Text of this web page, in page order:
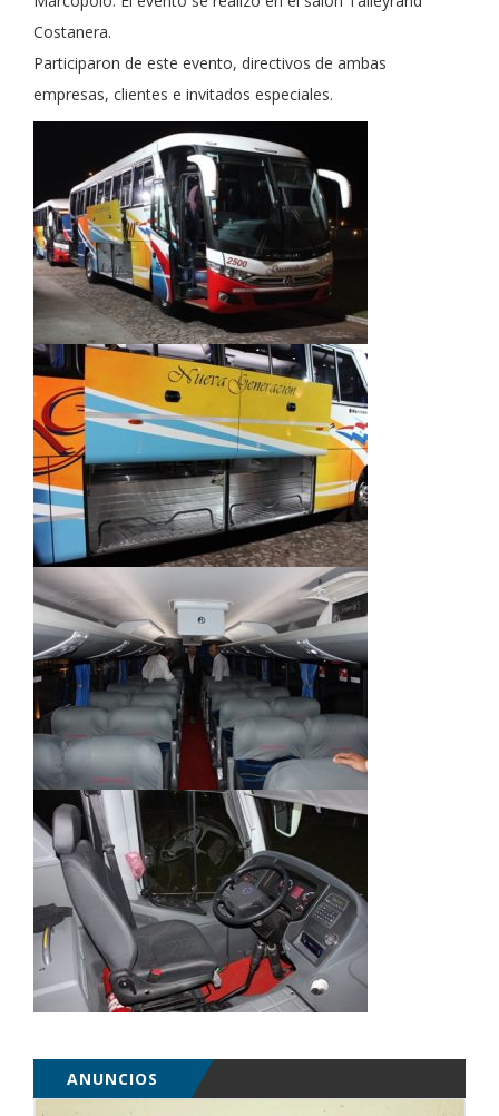
Costanera.
Participaron de este evento, directivos de ambas
empresas, clientes e invitados especiales.
ANUNCIOS